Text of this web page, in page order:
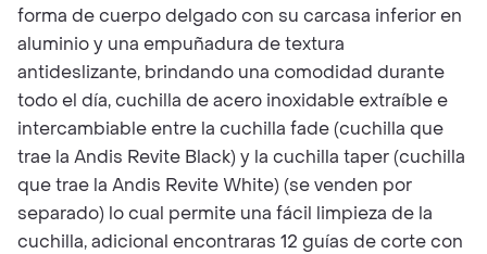
forma de cuerpo delgado con su carcasa inferior en
aluminio y una empuñadura de textura
antideslizante, brindando una comodidad durante
todo el día, cuchilla de acero inoxidable extraíble e
intercambiable entre la cuchilla fade (cuchilla que
trae la Andis Revite Black) y la cuchilla taper (cuchilla
que trae la Andis Revite White) (se venden por
separado) lo cual permite una fácil limpieza de la
cuchilla, adicional encontraras 12 guías de corte con